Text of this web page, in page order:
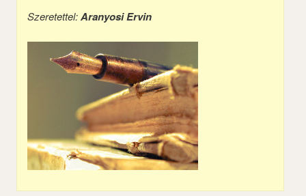
Szeretettel:Aranyosi Ervin